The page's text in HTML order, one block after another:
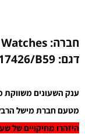
חברה: Michel Herbelin Watches
דגם: B59
ענק השעונים משווקת
מטעם חברת מישל
היזהרו מחיקויים של